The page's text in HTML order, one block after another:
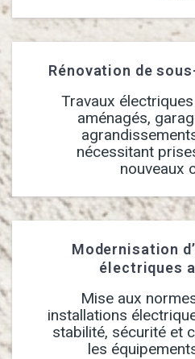
Rénovation de
Travaux
aménagés,
nécessitant
nouveaux
Modernisation
électriques
Mise aux
installations
stabilité, sécurité et
les